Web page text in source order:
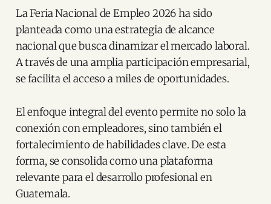
La Feria Nacional de Empleo 2026 ha sido
planteada como una estrategia de alcance
nacional que busca dinamizar el mercado laboral.
A través de una amplia participación empresarial,
se facilita el acceso a miles de oportunidades.
El enfoque integral del evento permite no solo la
conexión con empleadores, sino también el
fortalecimiento de habilidades clave. De esta
forma, se consolida como una plataforma
relevante para el desarrollo profesional en
Guatemala.